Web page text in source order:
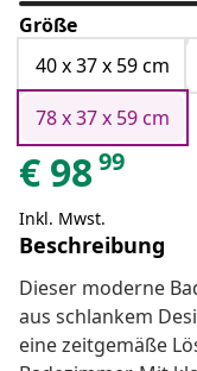
Größe
40 x 37 x 59 cm
78 x 37 x 59 cm
€ 9899
Inkl. Mwst.
Beschreibung
Dieser moderne
aus schlankem
eine zeitgemäße